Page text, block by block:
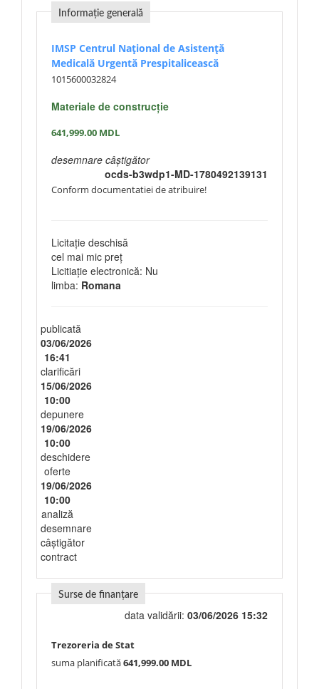
Informație generală
IMSP Centrul Național de Asistență
Medicală Urgentă Prespitalicească
1015600032824
Materiale de construcție
641,999.00 MDL
desemnare câștigător
ocds-b3wdp1-MD-1780492139131
Conform documentatiei de atribuire!
Licitație deschisă
cel mai mic preț
Licitiație electronică: Nu
limba: Romana
publicată
03/06/2026
16:41
clarificări
15/06/2026
10:00
depunere
19/06/2026
10:00
deschidere
oferte
19/06/2026
10:00
analiză
desemnare
câștigător
contract
Surse de finanțare
data validării: 03/06/2026 15:32
Trezoreria de Stat
suma planificată641,999.00 MDL